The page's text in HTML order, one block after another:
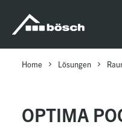
sr.skip-to.main-content
sr.skip-to.table-of-contents
sr.skip-to.main-navigation
Home Lösungen
OPTIMA